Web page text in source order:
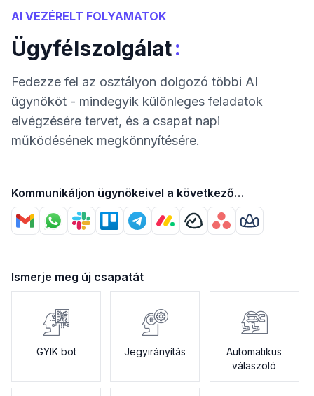
AI VEZÉRELT FOLYAMATOK
Ügyfélszolgálat:
Fedezze fel az osztályon dolgozó többi AI
ügynököt - mindegyik különleges feladatok
elvégzésére tervet, és a csapat napi
működésének megkönnyítésére.
Kommunikáljon ügynökeivel a következő
segítségével
Ismerje meg új csapatát
GYIK bot Jegyirányítás
Automatikus
válaszoló